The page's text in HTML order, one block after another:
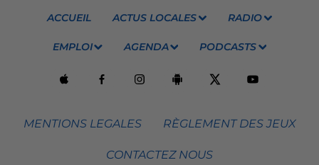
ACCUEIL ACTUS LOCALES RADIO
EMPLOI AGENDA PODCASTS
MENTIONS LEGALES RÈGLEMENT DES JEUX
CONTACTEZ NOUS